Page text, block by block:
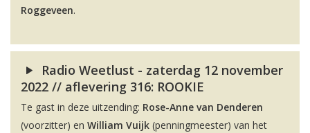
Roggeveen.
Radio Weetlust - zaterdag 12 november
2022 // aflevering 316: ROOKIE
Te gast in deze uitzending: Rose-Anne van Denderen
(voorzitter) en William Vuijk (penningmeester) van het